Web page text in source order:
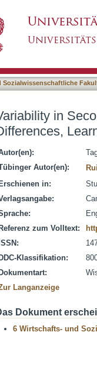
Sozialwissenschaftliche
in
Autor(en):
Erschienen in:
Referenz zum Volltext:
ISSN:
DDC-Klassifikation:
Dokumentart:
Langanzeige
Dokument
6 Wirtschafts- und